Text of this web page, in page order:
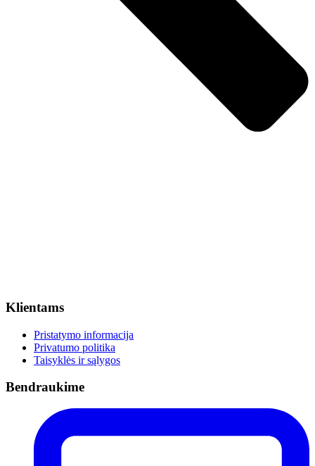
Klientams
Pristatymo informacija
Privatumo politika
Taisyklės ir sąlygos
Bendraukime